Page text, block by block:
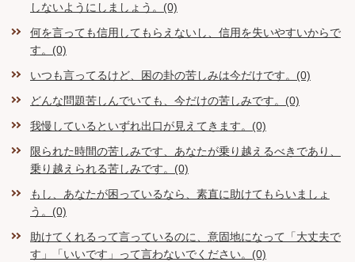
しないようにしましょう。(0)
何を言っても信用してもらえないし、信用を失いやすいからで
す。(0)
いつも言ってるけど、困の卦の苦しみは今だけです。(0)
どんな問題苦しんでいても、今だけの苦しみです。(0)
我慢しているといずれ出口が見えてきます。(0)
限られた時間の苦しみです、あなたが乗り越えるべきであり、
乗り越えられる苦しみです。(0)
もし、あなたが困っているなら、素直に助けてもらいましょ
う。(0)
助けてくれるって言っているのに、意固地になって「大丈夫で
す」「いいです」って言わないでください。(0)